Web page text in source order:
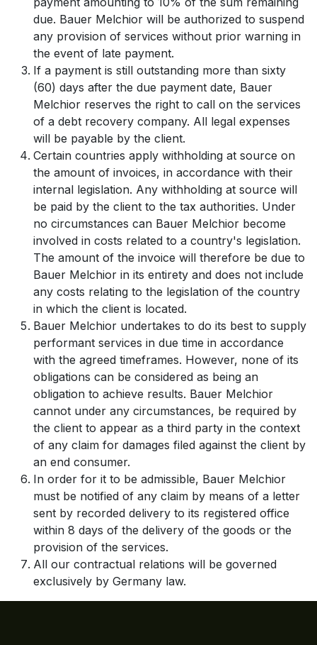
due. Bauer Melchior will be authorized to suspend
any provision of services without prior warning in
the event of late payment.
If a payment is still outstanding more than sixty
(60) days after the due payment date, Bauer
Melchior reserves the right to call on the services
of a debt recovery company. All legal expenses
will be payable by the client.
Certain countries apply withholding at source on
the amount of invoices, in accordance with their
internal legislation. Any withholding at source will
be paid by the client to the tax authorities. Under
no circumstances can Bauer Melchior become
involved in costs related to a country's legislation.
The amount of the invoice will therefore be due to
Bauer Melchior in its entirety and does not include
any costs relating to the legislation of the country
in which the client is located.
Bauer Melchior undertakes to do its best to supply
performant services in due time in accordance
with the agreed timeframes. However, none of its
obligations can be considered as being an
obligation to achieve results. Bauer Melchior
cannot under any circumstances, be required by
the client to appear as a third party in the context
of any claim for damages filed against the client by
an end consumer.
In order for it to be admissible, Bauer Melchior
must be notified of any claim by means of a letter
sent by recorded delivery to its registered office
within 8 days of the delivery of the goods or the
provision of the services.
All our contractual relations will be governed
exclusively by Germany law.